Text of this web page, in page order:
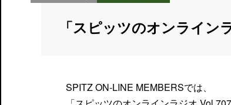
「スピッツのオンライン
SPITZ ON-LINE MEMBERSでは、